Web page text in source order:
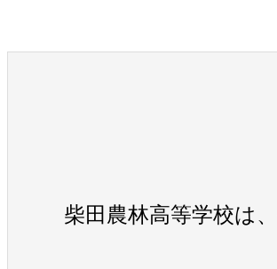
柴田農林高等学校は